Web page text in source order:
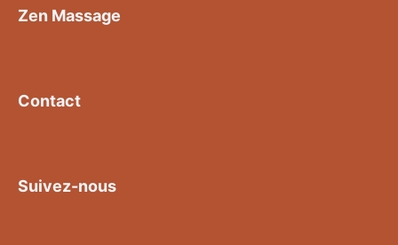
Zen Massage
Contact
Suivez-nous